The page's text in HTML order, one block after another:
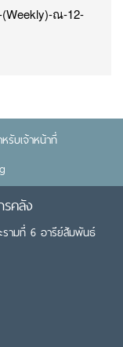
ณ-12-
รับเจ้าหน้าที่
คลัง
รามที่ 6 อารีย์สัมพันธ์